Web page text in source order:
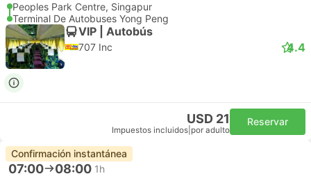
Peoples Park Centre, Singapur
Terminal De Autobuses Yong Peng
VIP | Autobús
707 Inc 4.4
USD 21
Impuestos incluidos por adulto
Reservar
Confirmación instantánea
07:00 08:00 1h